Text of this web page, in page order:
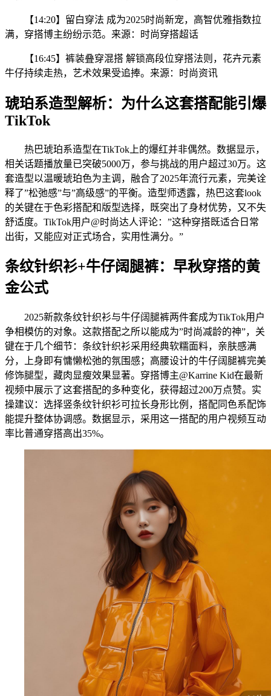
【14:20】留白穿法 成为2025时尚新宠，高智优雅指数拉
满，穿搭博主纷纷示范。来源：时尚穿搭超话
【16:45】裤装叠穿混搭 解锁高段位穿搭法则，花卉元素
牛仔持续走热，艺术效果受追捧。来源：时尚资讯
琥珀系造型解析：为什么这套搭配能引爆
TikTok
热巴琥珀系造型在TikTok上的爆红并非偶然。数据显示，
相关话题播放量已突破5000万，参与挑战的用户超过30万。这
套造型以温暖琥珀色为主调，融合了2025年流行元素，完美诠
释了”松弛感”与”高级感”的平衡。造型师透露，热巴这套look
的关键在于色彩搭配和版型选择，既突出了身材优势，又不失
舒适度。TikTok用户@时尚达人评论：”这种穿搭既适合日常
出街，又能应对正式场合，实用性满分。”
条纹针织衫+牛仔阔腿裤：早秋穿搭的黄
金公式
2025新款条纹针织衫与牛仔阔腿裤两件套成为TikTok用户
争相模仿的对象。这款搭配之所以能成为”时尚减龄的神”，关
键在于几个细节：条纹针织衫采用经典软糯面料，亲肤感满
分，上身即有慵懒松弛的氛围感；高腰设计的牛仔阔腿裤完美
修饰腿型，藏肉显瘦效果显著。穿搭博主@Karrine Kid在最新
视频中展示了这套搭配的多种变化，获得超过200万点赞。实
操建议：选择竖条纹针织衫可拉长身形比例，搭配同色系配饰
能提升整体协调感。数据显示，采用这一搭配的用户视频互动
率比普通穿搭高出35%。